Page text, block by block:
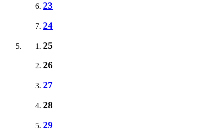
23
24
25
26
27
28
29